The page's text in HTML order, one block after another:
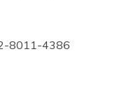
8011-4386